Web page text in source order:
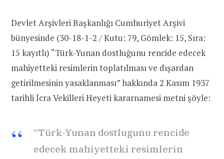
Devlet Arşivleri Başkanlığı Cumhuriyet Arşivi
bünyesinde (30-18-1-2 / Kutu: 79, Gömlek: 15, Sıra:
15 kayıtlı) “Türk-Yunan dostluğunu rencide edecek
mahiyetteki resimlerin toplatılması ve dışardan
getirilmesinin yasaklanması” hakkında 2 Kasım 1937
tarihli İcra Vekilleri Heyeti kararnamesi metni şöyle:
“Türk-Yunan dostlugunu rencide
edecek mahiyetteki resimlerin